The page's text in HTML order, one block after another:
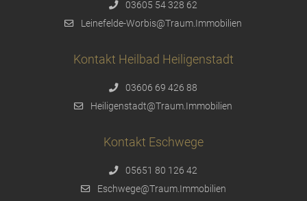
03605 54 328 62
Leinefelde-Worbis@Traum.Immobilien
Kontakt Heilbad Heiligenstadt
03606 69 426 88
Heiligenstadt@Traum.Immobilien
Kontakt Eschwege
05651 80 126 42
Eschwege@Traum.Immobilien